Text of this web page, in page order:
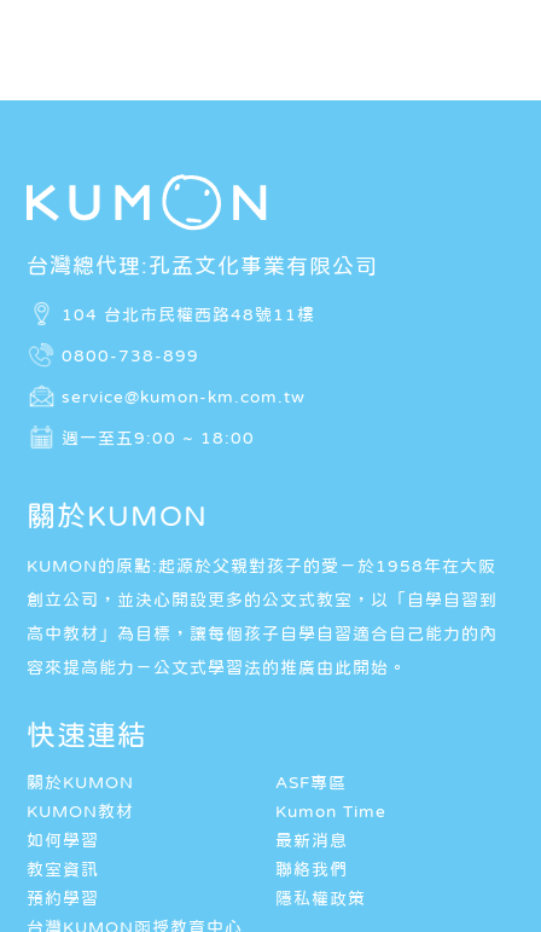
台灣總代理:孔孟文化事業有限公司
104 台北市民權西路48號11樓
0800-738-899
service@kumon-km.com.tw
週一至五9:00 ~ 18:00
關於KUMON
KUMON的原點:起源於父親對孩子的愛－於1958年在大阪
創立公司，並決心開設更多的公文式教室，以「自學自習到
高中教材」為目標，讓每個孩子自學自習適合自己能力的內
容來提高能力－公文式學習法的推廣由此開始。
快速連結
關於KUMON
ASF專區
KUMON教材
Kumon Time
如何學習
最新消息
教室資訊
聯絡我們
預約學習
隱私權政策
台灣KUMON函授教育中心